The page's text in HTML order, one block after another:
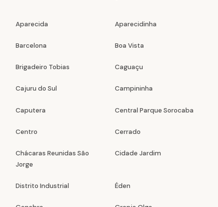
Aparecida Aparecidinha
Barcelona Boa Vista
Brigadeiro Tobias Caguaçu
Cajuru do Sul Campininha
Caputera Central Parque Sorocaba
Centro Cerrado
Chácaras Reunidas São
Jorge
Cidade Jardim
Distrito Industrial Éden